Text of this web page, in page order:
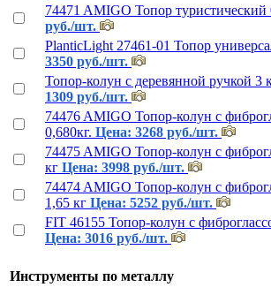
74471 AMIGO Топор туристический
руб./шт.
PlanticLight 27461-01 Топор
3350 руб./шт.
Топор-колун с деревянной ручкой 3
1309 руб./шт.
74476 AMIGO Топор-колун с
0,680кг. Цена: 3268 руб./шт.
74475 AMIGO Топор-колун с
кг Цена: 3998 руб./шт.
74474 AMIGO Топор-колун с
1,65 кг Цена: 5252 руб./шт.
FIT 46155 Топор-колун с
Цена: 3016 руб./шт.
Инструменты по металлу